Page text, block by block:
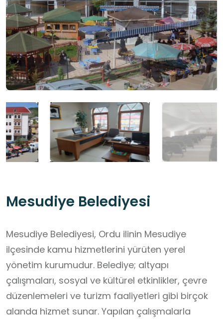
Mesudiye Belediyesi
Mesudiye Belediyesi, Ordu ilinin Mesudiye
ilçesinde kamu hizmetlerini yürüten yerel
yönetim kurumudur. Belediye; altyapı
çalışmaları, sosyal ve kültürel etkinlikler, çevre
düzenlemeleri ve turizm faaliyetleri gibi birçok
alanda hizmet sunar. Yapılan çalışmalarla